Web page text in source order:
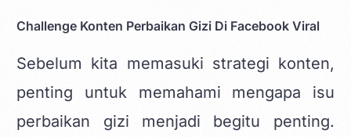
Challenge Konten Perbaikan Gizi Di Facebook Viral
Sebelum kita memasuki strategi konten,
penting untuk memahami mengapa isu
perbaikan gizi menjadi begitu penting.